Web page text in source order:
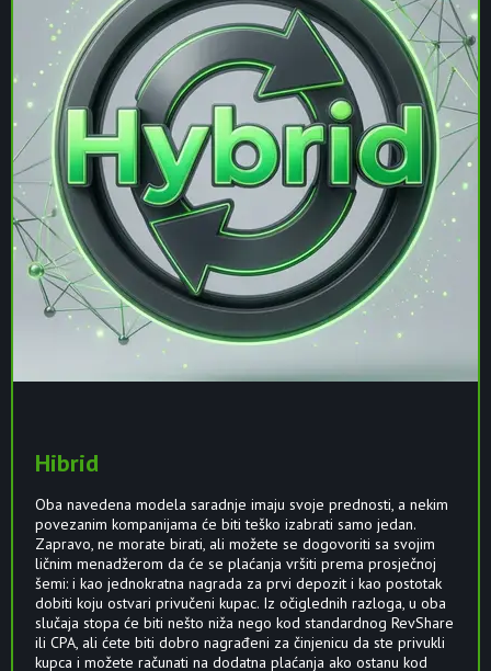
Hibrid
Oba navedena modela saradnje imaju svoje prednosti, a nekim
povezanim kompanijama će biti teško izabrati samo jedan.
Zapravo, ne morate birati, ali možete se dogovoriti sa svojim
ličnim menadžerom da će se plaćanja vršiti prema prosječnoj
šemi: i kao jednokratna nagrada za prvi depozit i kao postotak
dobiti koju ostvari privučeni kupac. Iz očiglednih razloga, u oba
slučaja stopa će biti nešto niža nego kod standardnog RevShare
ili CPA, ali ćete biti dobro nagrađeni za činjenicu da ste privukli
kupca i možete računati na dodatna plaćanja ako ostanu kod